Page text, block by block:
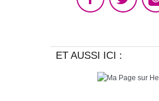
ET AUSSI ICI :